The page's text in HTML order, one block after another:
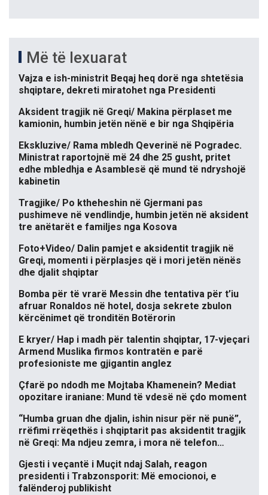
Më të lexuarat
Vajza e ish-ministrit Beqaj heq dorë nga shtetësia
shqiptare, dekreti miratohet nga Presidenti
Aksident tragjik në Greqi/ Makina përplaset me
kamionin, humbin jetën nënë e bir nga Shqipëria
Ekskluzive/ Rama mbledh Qeverinë në Pogradec.
Ministrat raportojnë më 24 dhe 25 gusht, pritet
edhe mbledhja e Asamblesë që mund të ndryshojë
kabinetin
Tragjike/ Po ktheheshin në Gjermani pas
pushimeve në vendlindje, humbin jetën në aksident
tre anëtarët e familjes nga Kosova
Foto+Video/ Dalin pamjet e aksidentit tragjik në
Greqi, momenti i përplasjes që i mori jetën nënës
dhe djalit shqiptar
Bomba për të vrarë Messin dhe tentativa për t’iu
afruar Ronaldos në hotel, dosja sekrete zbulon
kërcënimet që tronditën Botërorin
E kryer/ Hap i madh për talentin shqiptar, 17-vjeçari
Armend Muslika firmos kontratën e parë
profesioniste me gjigantin anglez
Çfarë po ndodh me Mojtaba Khamenein? Mediat
opozitare iraniane: Mund të vdesë në çdo moment
“Humba gruan dhe djalin, ishin nisur për në punë”,
rrëfimi rrëqethës i shqiptarit pas aksidentit tragjik
në Greqi: Ma ndjeu zemra, i mora në telefon…
Gjesti i veçantë i Muçit ndaj Salah, reagon
presidenti i Trabzonsporit: Më emocionoi, e
falënderoj publikisht